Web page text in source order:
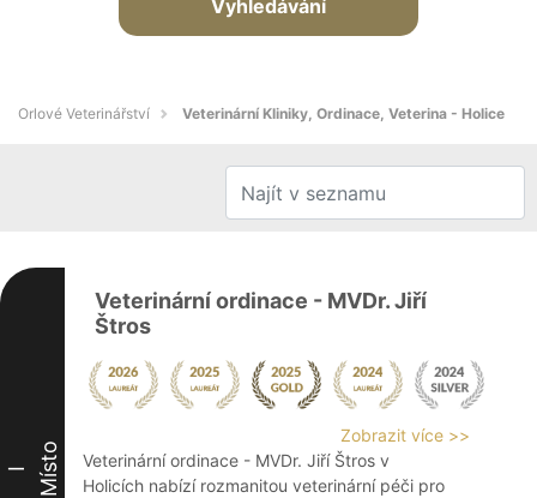
Vyhledávání
Orlové Veterinářství Veterinární Kliniky, Ordinace, Veterina - Holice
I Místo
Veterinární ordinace - MVDr. Jiří
Štros
Zobrazit více >>
Veterinární ordinace - MVDr. Jiří Štros v
Holicích nabízí rozmanitou veterinární péči pro